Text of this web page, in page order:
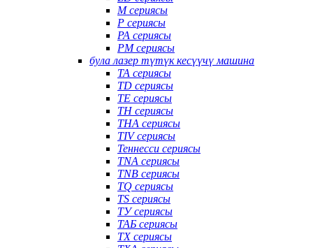
М сериясы
P сериясы
PA сериясы
PM сериясы
була лазер түтүк кесүүчү машина
TA сериясы
TD сериясы
TE сериясы
TH сериясы
THA сериясы
TIV сериясы
Теннесси сериясы
TNA сериясы
TNB сериясы
TQ сериясы
TS сериясы
ТУ сериясы
ТАБ сериясы
TX сериясы